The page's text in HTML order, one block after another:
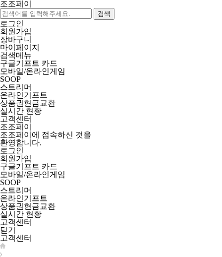
조조페이
검색
로그인
회원가입
장바구니
마이페이지
검색메뉴
구글기프트 카드
모바일/온라인게임
SOOP
스트리머
온라인기프트
상품권현금교환
실시간 현황
고객센터
조조페이
조조페이에 접속하신 것을
환영합니다.
로그인
회원가입
구글기프트 카드
모바일/온라인게임
SOOP
스트리머
온라인기프트
상품권현금교환
실시간 현황
고객센터
닫기
고객센터